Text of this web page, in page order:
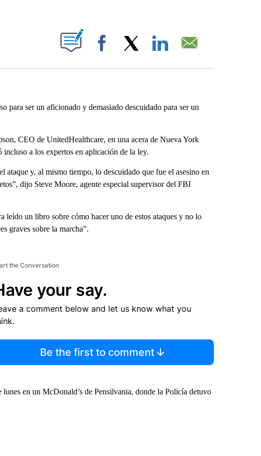
ABOUT NEW PAGES ON "".
Facebook
para ser un aficionado y demasiado descuidado para ser un
CEO de UnitedHealthcare, en una acera de Nueva York
a los expertos en aplicación de la ley.
ataque y, al mismo tiempo, lo descuidado que fue el asesino en
dijo Steve Moore, agente especial supervisor del FBI
leído un libro sobre cómo hacer uno de estos ataques y no lo
graves sobre la marcha”.
the Conversation
your say.
a comment below and let us know what you
Be the first to comment
en un McDonald’s de Pensilvania, donde la Policía detuvo